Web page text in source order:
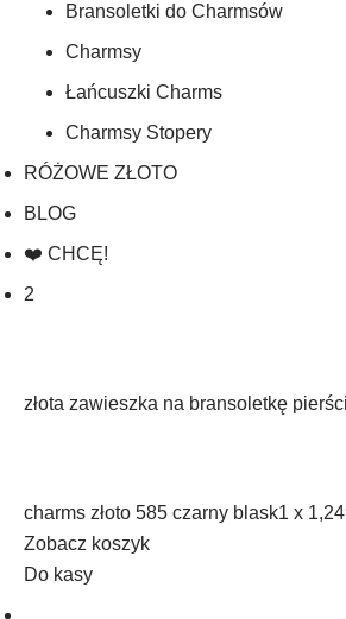
Bransoletki do Charmsów
Charmsy
Łańcuszki Charms
Charmsy Stopery
RÓŻOWE ZŁOTO
BLOG
❤️ CHCĘ!
2
złota zawieszka na bransoletkę
charms złoto 585 czarny blask1 x
Zobacz koszyk
Do kasy